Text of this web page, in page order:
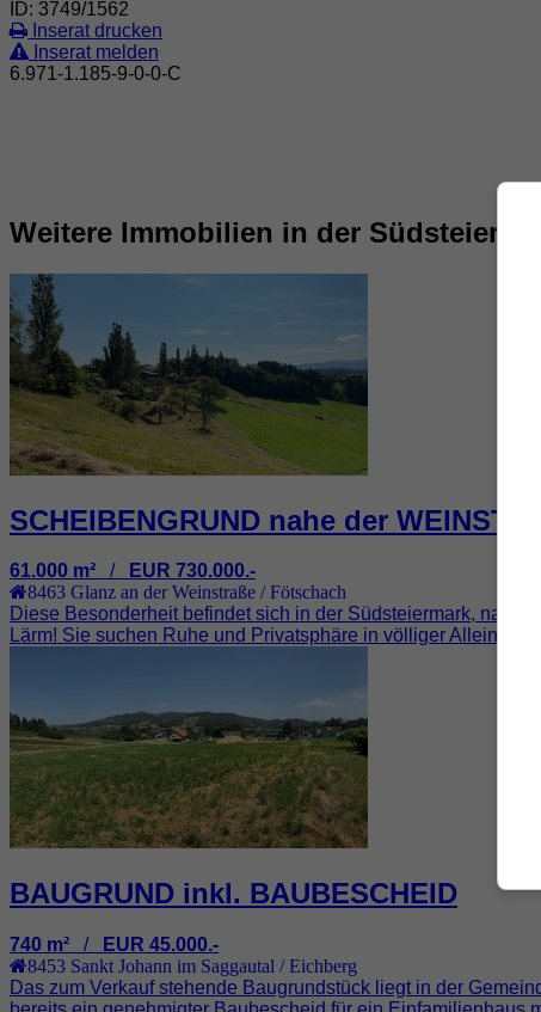
ID: 3749/1562
Inserat drucken
Inserat melden
6.971-1.185-9-0-0-C
Weitere Immobilien in der
SCHEIBENGRUND nahe der
61.000 m² / EUR 730.000.-
8463 Glanz an der Weinstraße / Fötschach
Diese Besonderheit befindet sich in der Südsteiermark, nahe
Lärm! Sie suchen Ruhe und Privatsphäre in völliger
BAUGRUND inkl. BAUBESCHEID
740 m² / EUR 45.000.-
8453 Sankt Johann im Saggautal / Eichberg
Das zum Verkauf stehende Baugrundstück liegt in der